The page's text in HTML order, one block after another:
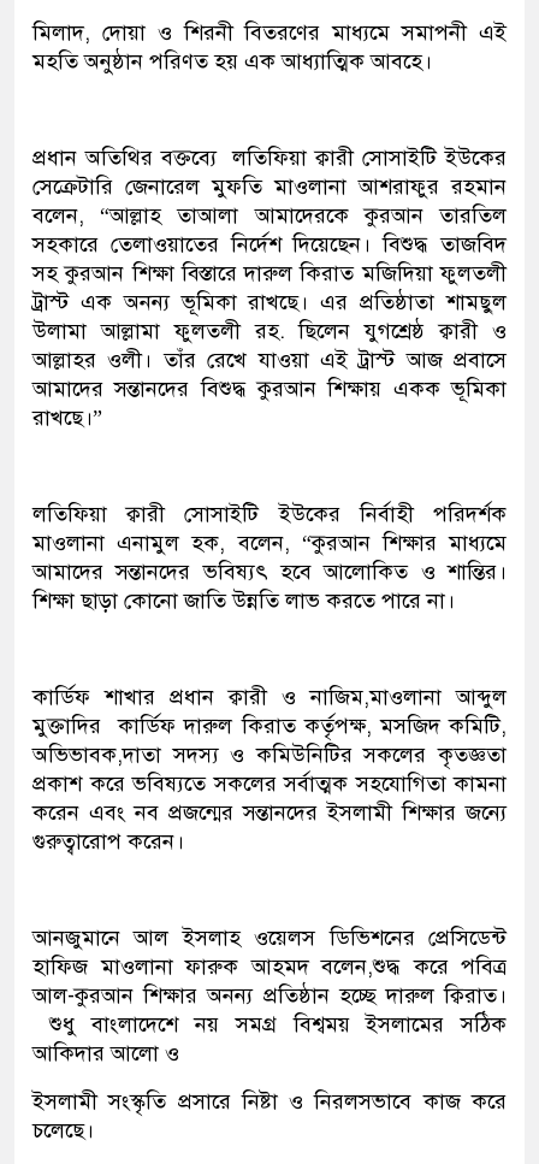
মিলাদ, দোয়া ও শিরনী বিতরণের মাধ্যমে সমাপনী এই
মহতি অনুষ্ঠান পরিণত হয় এক আধ্যাত্মিক আবহে।
প্রধান অতিথির বক্তব্যে লতিফিয়া ক্বারী সোসাইটি ইউকের
সেক্রেটারি জেনারেল মুফতি মাওলানা আশরাফুর রহমান
বলেন, “আল্লাহ তাআলা আমাদেরকে কুরআন তারতিল
সহকারে তেলাওয়াতের নির্দেশ দিয়েছেন। বিশুদ্ধ তাজবিদ
সহ কুরআন শিক্ষা বিস্তারে দারুল কিরাত মজিদিয়া ফুলতলী
ট্রাস্ট এক অনন্য ভূমিকা রাখছে। এর প্রতিষ্ঠাতা শামছুল
উলামা আল্লামা ফুলতলী রহ. ছিলেন যুগশ্রেষ্ঠ ক্বারী ও
আল্লাহর ওলী। তাঁর রেখে যাওয়া এই ট্রাস্ট আজ প্রবাসে
আমাদের সন্তানদের বিশুদ্ধ কুরআন শিক্ষায় একক ভূমিকা
রাখছে।”
লতিফিয়া ক্বারী সোসাইটি ইউকের নির্বাহী পরিদর্শক
মাওলানা এনামুল হক, বলেন, “কুরআন শিক্ষার মাধ্যমে
আমাদের সন্তানদের ভবিষ্যৎ হবে আলোকিত ও শান্তির।
শিক্ষা ছাড়া কোনো জাতি উন্নতি লাভ করতে পারে না।
কার্ডিফ শাখার প্রধান ক্বারী ও নাজিম,মাওলানা আব্দুল
মুক্তাদির কার্ডিফ দারুল কিরাত কর্তৃপক্ষ, মসজিদ কমিটি,
অভিভাবক,দাতা সদস্য ও কমিউনিটির সকলের কৃতজ্ঞতা
প্রকাশ করে ভবিষ্যতে সকলের সর্বাত্মক সহযোগিতা কামনা
করেন এবং নব প্রজন্মের সন্তানদের ইসলামী শিক্ষার জন্যে
গুরুত্বারোপ করেন।
আনজুমানে আল ইসলাহ ওয়েলস ডিভিশনের প্রেসিডেন্ট
হাফিজ মাওলানা ফারুক আহমদ বলেন,শুদ্ধ করে পবিত্র
আল-কুরআন শিক্ষার অনন্য প্রতিষ্ঠান হচ্ছে দারুল ক্বিরাত।
শুধু বাংলাদেশে নয় সমগ্র বিশ্বময় ইসলামের সঠিক
আকিদার আলো ও
ইসলামী সংস্কৃতি প্রসারে নিষ্টা ও নিরলসভাবে কাজ করে
চলেছে।